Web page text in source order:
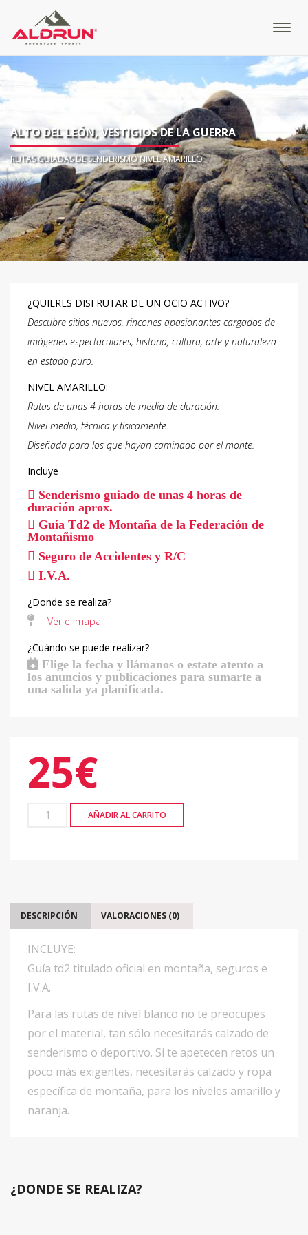
ALTO DEL LEÓN, VESTIGIOS DE LA GUERRA
RUTAS GUIADAS DE SENDERISMO NIVEL AMARILLO
¿QUIERES DISFRUTAR DE UN OCIO ACTIVO?
Descubre sitios nuevos, rincones apasionantes cargados de
imágenes espectaculares, historia, cultura, arte y naturaleza
en estado puro.
NIVEL AMARILLO:
Rutas de unas 4 horas de media de duración.
Nivel medio, técnica y físicamente.
Diseñada para los que hayan caminado por el monte.
Incluye
Senderismo guiado de unas 4 horas de
duración aprox.
Guía Td2 de Montaña de la Federación de
Montañismo
Seguro de Accidentes y R/C
I.V.A.
¿Donde se realiza?
Ver el mapa
¿Cuándo se puede realizar?
Elige la fecha y llámanos o estate atento a
los anuncios y publicaciones para sumarte a
una salida ya planificada.
25€
AÑADIR AL CARRITO
DESCRIPCIÓN VALORACIONES (0)
INCLUYE:
Guía td2 titulado oficial en montaña, seguros e
I.V.A.
Para las rutas de nivel blanco no te preocupes
por el material, tan sólo necesitarás calzado de
senderismo o deportivo. Si te apetecen retos un
poco más exigentes, necesitarás calzado y ropa
específica de montaña, para los niveles amarillo y
naranja.
¿DONDE SE REALIZA?